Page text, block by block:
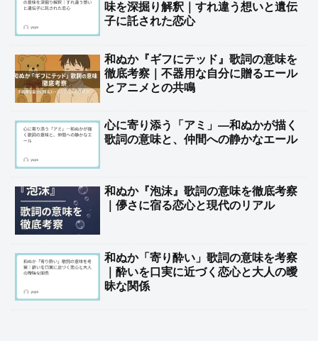
味を深掘り解釈｜すれ違う想いと遺伝
子に託された恋心
和ぬか『ギフにテッド』歌詞の意味を
徹底考察｜不器用な自分に贈るエール
とアニメとの共鳴
心に寄り添う「アミ」―和ぬかが描く
歌詞の意味と、仲間への静かなエール
和ぬか『泡沫』歌詞の意味を徹底考察
｜儚さに宿る恋心と現代のリアル
和ぬか「寄り酔い」歌詞の意味を考察
｜酔いを口実に近づく恋心と大人の曖
昧な関係